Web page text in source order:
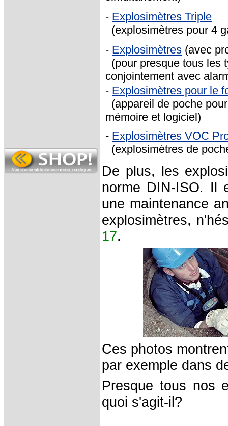
- Explosimètres Triple
(explosimètres pour 4
- Explosimètres (avec
(pour presque tous les
conjointement avec
- Explosimètres pour le
(appareil de poche
mémoire et logiciel)
- Explosimètres VOC
(explosimètres de
De plus, les
norme DIN-ISO. Il
une maintenance
explosimètres,
17.
Ces photos
par exemple dans
Presque tous nos
quoi s'agit-il?